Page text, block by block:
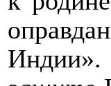
Индии».